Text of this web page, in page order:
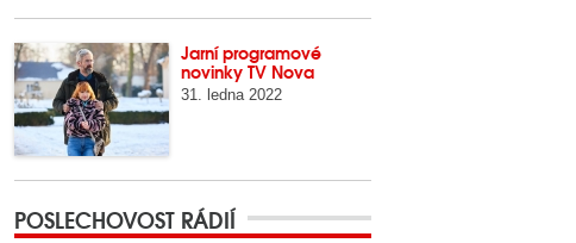
Jarní programové
novinky TV Nova
31. ledna 2022
POSLECHOVOST RÁDIÍ